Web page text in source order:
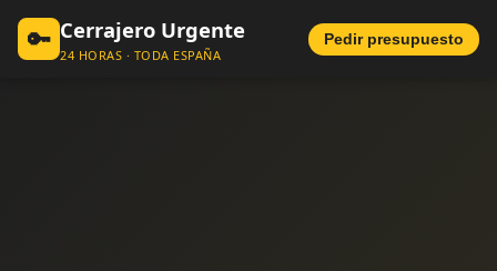
🔑 Cerrajero Urgente
24 HORAS · TODA ESPAÑA
Pedir presupuesto